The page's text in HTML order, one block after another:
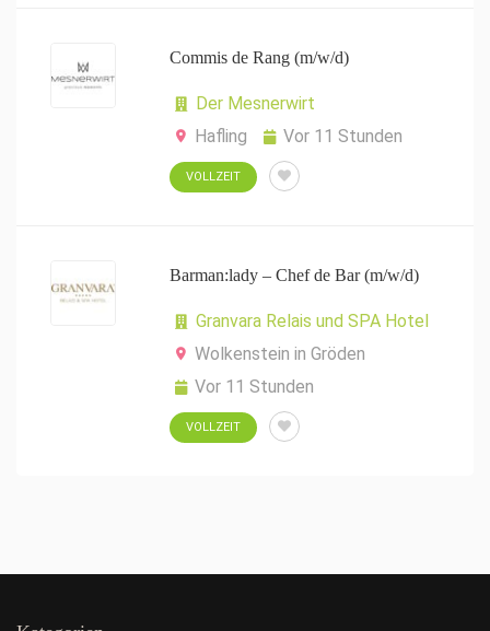
Commis de Rang (m/w/d)
Der Mesnerwirt
Hafling
Vor 11 Stunden
VOLLZEIT
Barman:lady – Chef de Bar (m/w/d)
Granvara Relais und SPA Hotel
Wolkenstein in Gröden
Vor 11 Stunden
VOLLZEIT